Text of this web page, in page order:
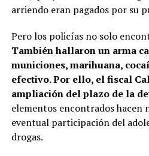
arriendo eran pagados por su
Pero los policías no solo
También hallaron un arma
municiones, marihuana,
efectivo. Por ello, el fiscal
ampliación del plazo de la
elementos encontrados hacen
eventual participación del
drogas.